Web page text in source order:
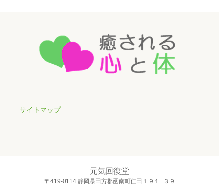
サイトマップ
元気回復堂
〒419-0114 静岡県田方郡函南町仁田１９１−３９